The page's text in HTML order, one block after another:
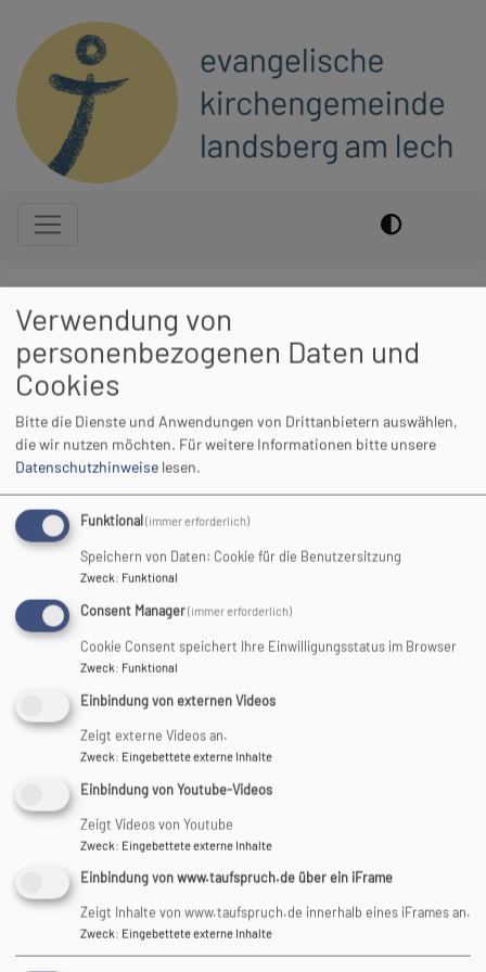
Inhalt
Hauptnavigation
Wochen ohne Blockaden
Gottesdienst zur
Fastenaktion:
Spielraum! 7 Wochen
ohne Blockaden
einer Trennung steht, wird
die Bibel aufschlagen. Doch
durchmachen und erleben
ist Leben pur. Sie kriegen es
nicht zusammen hin. Sie sind im Clinch. Bis einer von ihnen
einen guten Vorschlag macht.
Ungelöste Konflikte lähmen
und blockieren uns. Keiner
kommt dabei weiter. Damit
sich was bewegt, muss sich
Verwendung von
personenbezogenen Daten und
Cookies
Bitte die Dienste und Anwendungen von Drittanbietern auswählen,
die wir nutzen möchten. Für weitere Informationen bitte unsere
Datenschutzhinweise lesen.
Funktional(immer erforderlich)
Speichern von Daten: Cookie für die Benutzersitzung
Zweck: Funktional
Consent Manager(immer erforderlich)
Cookie Consent speichert Ihre Einwilligungsstatus im Browser
Zweck: Funktional
Einbindung von externen Videos
Zeigt externe Videos an.
Zweck: Eingebettete externe Inhalte
Einbindung von Youtube-Videos
Zeigt Videos von Youtube
Zweck: Eingebettete externe Inhalte
Einbindung von www.taufspruch.de über ein iFrame
Zeigt Inhalte von www.taufspruch.de innerhalb eines iFrames an.
Zweck: Eingebettete externe Inhalte